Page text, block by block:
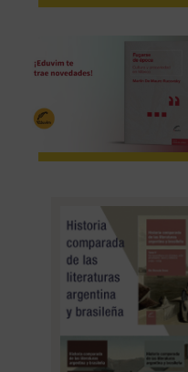
U
v
e
s
i
a